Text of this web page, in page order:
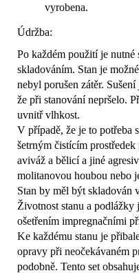
vyrobena.
Údržba:
Po každém použití je nutné
skladováním. Stan je
nebyl porušen zátěr.
že při stanování nepršelo.
uvnitř vlhkost.
V případě, že je to potřeba
šetrným čistícím
aviváž a bělicí a jiné
molitanovou houbou nebo
Stan by měl být skladován
Životnost stanu a
ošetřením impregnačními
Ke každému stanu je
opravy při neočekávaném
podobně. Tento set